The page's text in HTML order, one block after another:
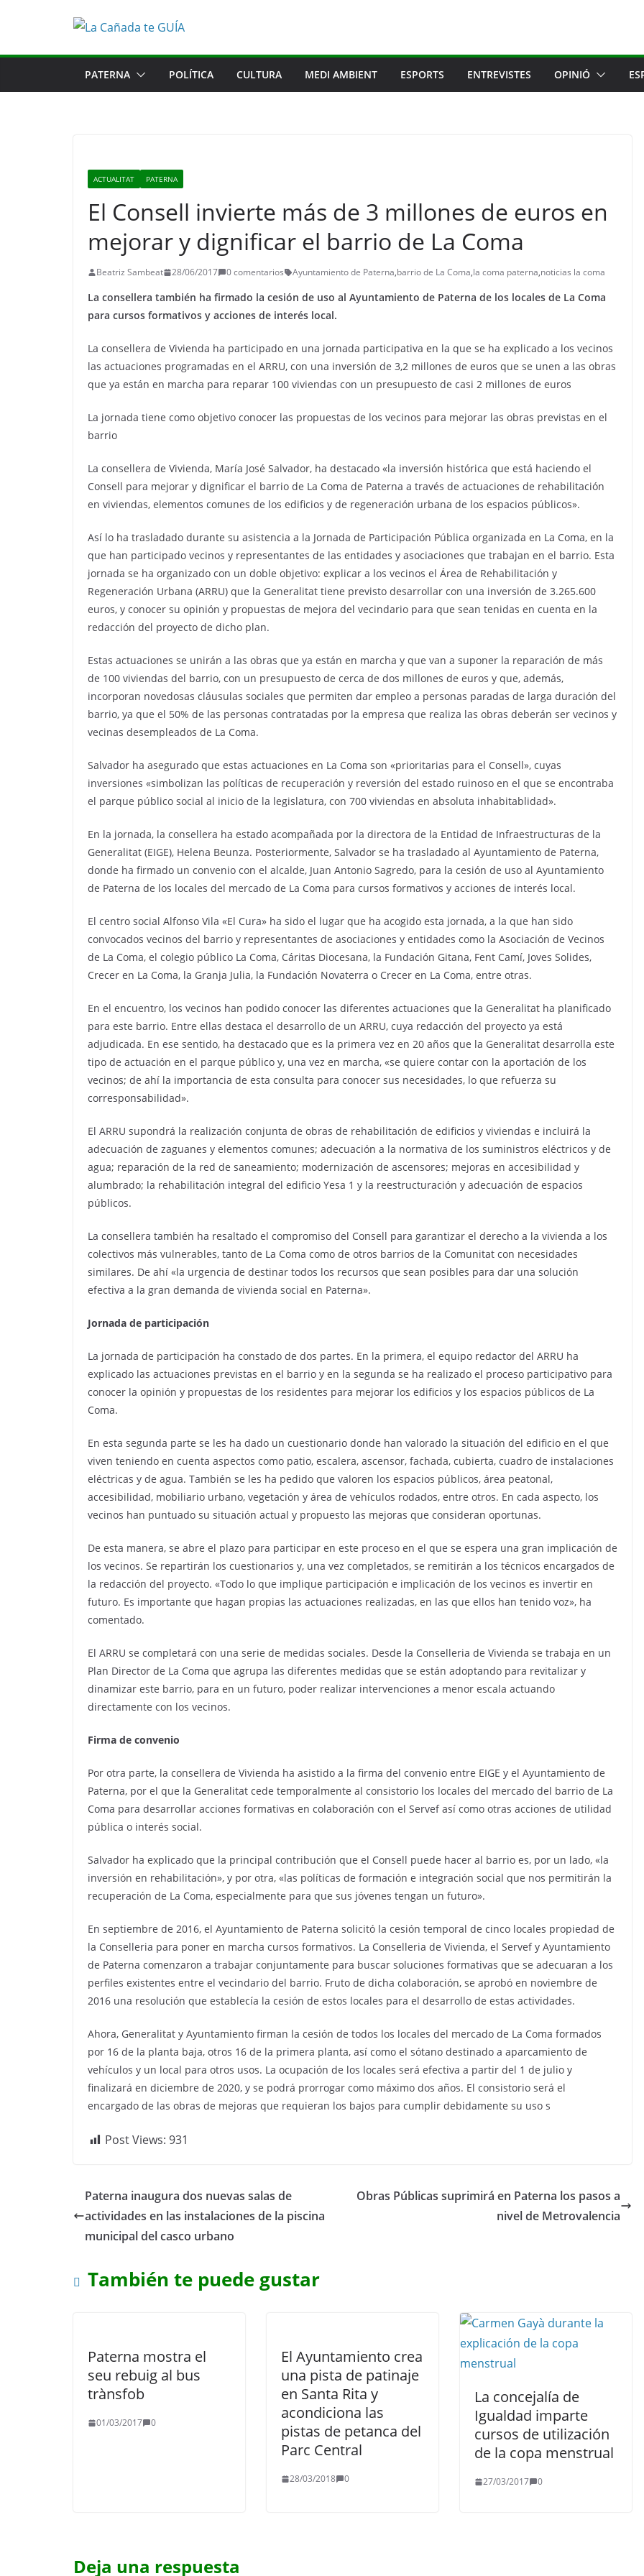
PATERNA POLÍTICA CULTURA MEDI AMBIENT ESPORTS ENTREVISTES OPINIÓ
ACTUALITAT PATERNA
El Consell invierte más de 3 millones de euros en
mejorar y dignificar el barrio de La Coma
Beatriz Sambeat 28/06/2017 0 comentarios Ayuntamiento de Paterna,barrio de La Coma,la coma paterna,noticias la coma
La consellera también ha firmado la cesión de uso al Ayuntamiento de Paterna de los locales de La Coma
para cursos formativos y acciones de interés local.
La consellera de Vivienda ha participado en una jornada participativa en la que se ha explicado a los vecinos
las actuaciones programadas en el ARRU, con una inversión de 3,2 millones de euros que se unen a las obras
que ya están en marcha para reparar 100 viviendas con un presupuesto de casi 2 millones de euros
La jornada tiene como objetivo conocer las propuestas de los vecinos para mejorar las obras previstas en el
barrio
La consellera de Vivienda, María José Salvador, ha destacado «la inversión histórica que está haciendo el
Consell para mejorar y dignificar el barrio de La Coma de Paterna a través de actuaciones de rehabilitación
en viviendas, elementos comunes de los edificios y de regeneración urbana de los espacios públicos».
Así lo ha trasladado durante su asistencia a la Jornada de Participación Pública organizada en La Coma, en la
que han participado vecinos y representantes de las entidades y asociaciones que trabajan en el barrio. Esta
jornada se ha organizado con un doble objetivo: explicar a los vecinos el Área de Rehabilitación y
Regeneración Urbana (ARRU) que la Generalitat tiene previsto desarrollar con una inversión de 3.265.600
euros, y conocer su opinión y propuestas de mejora del vecindario para que sean tenidas en cuenta en la
redacción del proyecto de dicho plan.
Estas actuaciones se unirán a las obras que ya están en marcha y que van a suponer la reparación de más
de 100 viviendas del barrio, con un presupuesto de cerca de dos millones de euros y que, además,
incorporan novedosas cláusulas sociales que permiten dar empleo a personas paradas de larga duración del
barrio, ya que el 50% de las personas contratadas por la empresa que realiza las obras deberán ser vecinos y
vecinas desempleados de La Coma.
Salvador ha asegurado que estas actuaciones en La Coma son «prioritarias para el Consell», cuyas
inversiones «simbolizan las políticas de recuperación y reversión del estado ruinoso en el que se encontraba
el parque público social al inicio de la legislatura, con 700 viviendas en absoluta inhabitablidad».
En la jornada, la consellera ha estado acompañada por la directora de la Entidad de Infraestructuras de la
Generalitat (EIGE), Helena Beunza. Posteriormente, Salvador se ha trasladado al Ayuntamiento de Paterna,
donde ha firmado un convenio con el alcalde, Juan Antonio Sagredo, para la cesión de uso al Ayuntamiento
de Paterna de los locales del mercado de La Coma para cursos formativos y acciones de interés local.
El centro social Alfonso Vila «El Cura» ha sido el lugar que ha acogido esta jornada, a la que han sido
convocados vecinos del barrio y representantes de asociaciones y entidades como la Asociación de Vecinos
de La Coma, el colegio público La Coma, Cáritas Diocesana, la Fundación Gitana, Fent Camí, Joves Solides,
Crecer en La Coma, la Granja Julia, la Fundación Novaterra o Crecer en La Coma, entre otras.
En el encuentro, los vecinos han podido conocer las diferentes actuaciones que la Generalitat ha planificado
para este barrio. Entre ellas destaca el desarrollo de un ARRU, cuya redacción del proyecto ya está
adjudicada. En ese sentido, ha destacado que es la primera vez en 20 años que la Generalitat desarrolla este
tipo de actuación en el parque público y, una vez en marcha, «se quiere contar con la aportación de los
vecinos; de ahí la importancia de esta consulta para conocer sus necesidades, lo que refuerza su
corresponsabilidad».
El ARRU supondrá la realización conjunta de obras de rehabilitación de edificios y viviendas e incluirá la
adecuación de zaguanes y elementos comunes; adecuación a la normativa de los suministros eléctricos y de
agua; reparación de la red de saneamiento; modernización de ascensores; mejoras en accesibilidad y
alumbrado; la rehabilitación integral del edificio Yesa 1 y la reestructuración y adecuación de espacios
públicos.
La consellera también ha resaltado el compromiso del Consell para garantizar el derecho a la vivienda a los
colectivos más vulnerables, tanto de La Coma como de otros barrios de la Comunitat con necesidades
similares. De ahí «la urgencia de destinar todos los recursos que sean posibles para dar una solución
efectiva a la gran demanda de vivienda social en Paterna».
Jornada de participación
La jornada de participación ha constado de dos partes. En la primera, el equipo redactor del ARRU ha
explicado las actuaciones previstas en el barrio y en la segunda se ha realizado el proceso participativo para
conocer la opinión y propuestas de los residentes para mejorar los edificios y los espacios públicos de La
Coma.
En esta segunda parte se les ha dado un cuestionario donde han valorado la situación del edificio en el que
viven teniendo en cuenta aspectos como patio, escalera, ascensor, fachada, cubierta, cuadro de instalaciones
eléctricas y de agua. También se les ha pedido que valoren los espacios públicos, área peatonal,
accesibilidad, mobiliario urbano, vegetación y área de vehículos rodados, entre otros. En cada aspecto, los
vecinos han puntuado su situación actual y propuesto las mejoras que consideran oportunas.
De esta manera, se abre el plazo para participar en este proceso en el que se espera una gran implicación de
los vecinos. Se repartirán los cuestionarios y, una vez completados, se remitirán a los técnicos encargados de
la redacción del proyecto. «Todo lo que implique participación e implicación de los vecinos es invertir en
futuro. Es importante que hagan propias las actuaciones realizadas, en las que ellos han tenido voz», ha
comentado.
El ARRU se completará con una serie de medidas sociales. Desde la Conselleria de Vivienda se trabaja en un
Plan Director de La Coma que agrupa las diferentes medidas que se están adoptando para revitalizar y
dinamizar este barrio, para en un futuro, poder realizar intervenciones a menor escala actuando
directamente con los vecinos.
Firma de convenio
Por otra parte, la consellera de Vivienda ha asistido a la firma del convenio entre EIGE y el Ayuntamiento de
Paterna, por el que la Generalitat cede temporalmente al consistorio los locales del mercado del barrio de La
Coma para desarrollar acciones formativas en colaboración con el Servef así como otras acciones de utilidad
pública o interés social.
Salvador ha explicado que la principal contribución que el Consell puede hacer al barrio es, por un lado, «la
inversión en rehabilitación», y por otra, «las políticas de formación e integración social que nos permitirán la
recuperación de La Coma, especialmente para que sus jóvenes tengan un futuro».
En septiembre de 2016, el Ayuntamiento de Paterna solicitó la cesión temporal de cinco locales propiedad de
la Conselleria para poner en marcha cursos formativos. La Conselleria de Vivienda, el Servef y Ayuntamiento
de Paterna comenzaron a trabajar conjuntamente para buscar soluciones formativas que se adecuaran a los
perfiles existentes entre el vecindario del barrio. Fruto de dicha colaboración, se aprobó en noviembre de
2016 una resolución que establecía la cesión de estos locales para el desarrollo de estas actividades.
Ahora, Generalitat y Ayuntamiento firman la cesión de todos los locales del mercado de La Coma formados
por 16 de la planta baja, otros 16 de la primera planta, así como el sótano destinado a aparcamiento de
vehículos y un local para otros usos. La ocupación de los locales será efectiva a partir del 1 de julio y
finalizará en diciembre de 2020, y se podrá prorrogar como máximo dos años. El consistorio será el
encargado de las obras de mejoras que requieran los bajos para cumplir debidamente su uso s
Post Views: 931
Paterna inaugura dos nuevas salas de
actividades en las instalaciones de la piscina
municipal del casco urbano
Obras Públicas suprimirá en Paterna los pasos a
nivel de Metrovalencia
También te puede gustar
Paterna mostra el
seu rebuig al bus
trànsfob
01/03/2017 0
El Ayuntamiento crea
una pista de patinaje
en Santa Rita y
acondiciona las
pistas de petanca del
Parc Central
28/03/2018 0
La concejalía de
Igualdad imparte
cursos de utilización
de la copa menstrual
27/03/2017 0
Deja una respuesta